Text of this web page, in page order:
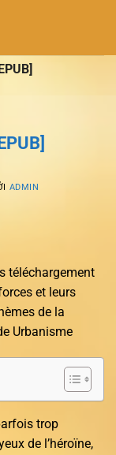
ADMIN
téléchargement
et leurs
de la
Urbanisme
trop
de l’héroïne,